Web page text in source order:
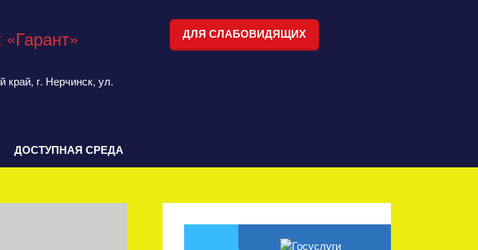
край, г. Нерчинск, ул.
ДЛЯ СЛАБОВИДЯЩИХ
ДОСТУПНАЯ СРЕДА